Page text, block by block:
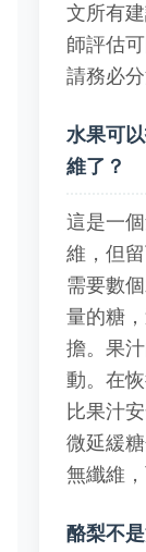
文所有
師評估
請務必
水果可
維了？
這是一
維，但
需要數
量的糖
擔。果
動。在恢
比果汁
微延緩
無纖維
酪梨不